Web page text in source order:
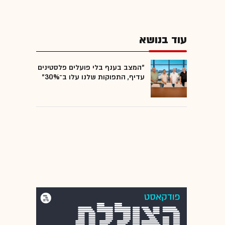
עוד בנושא
"המצב בענף בלי פועלים פלסטינים
עדיף, התפוקות שלנו עלו ב־30%"